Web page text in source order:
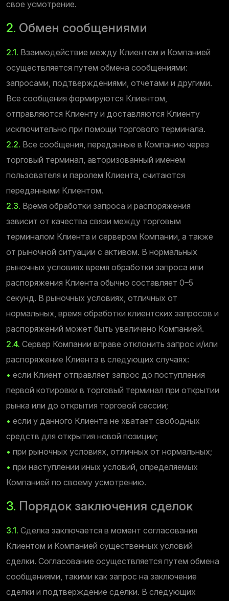
свое усмотрение.
2. Обмен сообщениями
2.1. Взаимодействие между Клиентом и Компанией
осуществляется путем обмена сообщениями:
запросами, подтверждениями, отчетами и другими.
Все сообщения формируются Клиентом,
отправляются Клиенту и доставляются Клиенту
исключительно при помощи торгового терминала.
2.2. Все сообщения, переданные в Компанию через
торговый терминал, авторизованный именем
пользователя и паролем Клиента, считаются
переданными Клиентом.
2.3. Время обработки запроса и распоряжения
зависит от качества связи между торговым
терминалом Клиента и сервером Компании, а также
от рыночной ситуации с активом. В нормальных
рыночных условиях время обработки запроса или
распоряжения Клиента обычно составляет 0–5
секунд. В рыночных условиях, отличных от
нормальных, время обработки клиентских запросов и
распоряжений может быть увеличено Компанией.
2.4. Сервер Компании вправе отклонить запрос и/или
распоряжение Клиента в следующих случаях:
• если Клиент отправляет запрос до поступления
первой котировки в торговый терминал при открытии
рынка или до открытия торговой сессии;
• если у данного Клиента не хватает свободных
средств для открытия новой позиции;
• при рыночных условиях, отличных от нормальных;
• при наступлении иных условий, определяемых
Компанией по своему усмотрению.
3. Порядок заключения сделок
3.1. Сделка заключается в момент согласования
Клиентом и Компанией существенных условий
сделки. Согласование осуществляется путем обмена
сообщениями, такими как запрос на заключение
сделки и подтверждение сделки. В следующих